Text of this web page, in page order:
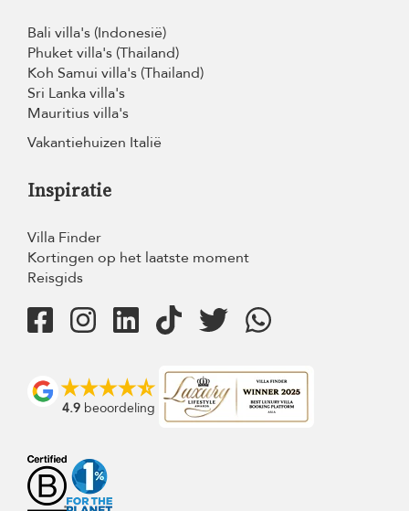
Bali villa's (Indonesië)
Phuket villa's (Thailand)
Koh Samui villa's (Thailand)
Sri Lanka villa's
Mauritius villa's
Vakantiehuizen Italië
Inspiratie
Villa Finder
Kortingen op het laatste moment
Reisgids
4.9 beoordeling